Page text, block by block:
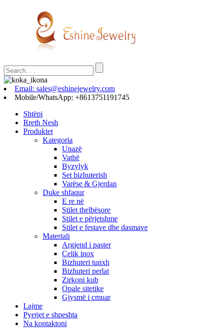
Email: sales@eshinejewelry.com
Mobile/WhatsApp: +8613751191745
Shtëpi
Rreth Nesh
Produktet
Kategoria
Unazë
Vathë
Byzylyk
Set bizhuterish
Varëse & Gjerdan
Duke shfaqur
E re në
Stilet thelbësore
Stilet e përjetshme
Stilet e festave dhe dasmave
Materiali
Argjend i paster
Çelik inox
Bizhuteri tunxh
Bizhuteri perlat
Zirkoni kub
Opale sitetike
Gjysmë i çmuar
Lajme
Pyetjet e shpeshta
Na kontaktoni